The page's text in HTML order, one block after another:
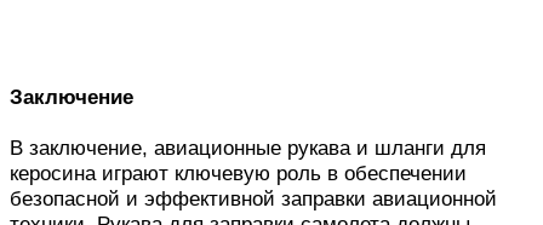
Заключение
В заключение, авиационные рукава и шланги для
керосина играют ключевую роль в обеспечении
безопасной и эффективной заправки авиационной